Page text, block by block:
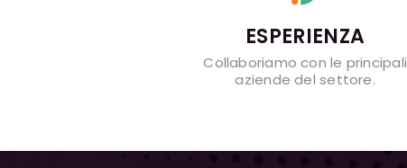
ESPERIENZA
Collaboriamo con le principali
aziende del settore.